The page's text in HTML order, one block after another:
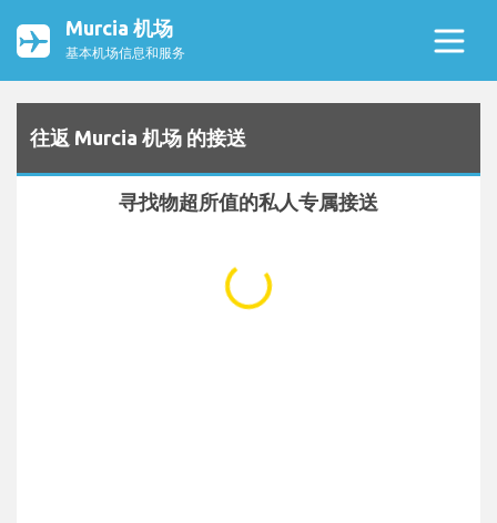
Murcia 机场
基本机场信息和服务
往返 Murcia 机场 的接送
寻找物超所值的私人专属接送
...